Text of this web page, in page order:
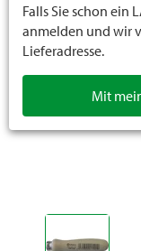
Ketten und Seile
Arbeitsschutz
Ersatzteile
Falls Sie schon ein
anmelden und wir
Lieferadresse.
Mit